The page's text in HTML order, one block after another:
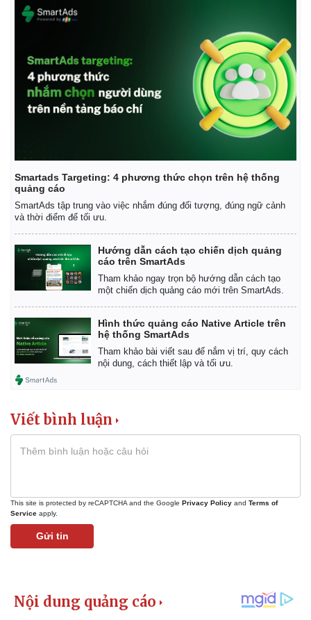
Bất động sản
Khởi nghiệp
Giá vàng
Tỷ giá
Smartads Targeting: 4 phương thức chọn trên hệ thống
quảng cáo
SmartAds tập trung vào việc nhắm đúng đối tượng, đúng ngữ cảnh
và thời điểm để tối ưu.
Hướng dẫn cách tạo chiến dịch quảng
cáo trên SmartAds
Tham khảo ngay trọn bộ hướng dẫn cách tạo
một chiến dịch quảng cáo mới trên SmartAds.
Hình thức quảng cáo Native Article trên
hệ thống SmartAds
Tham khảo bài viết sau để nắm vị trí, quy cách
nội dung, cách thiết lập và tối ưu.
Viết bình luận
This site is protected by reCAPTCHA and the Google Privacy Policy and Terms of
Service apply.
Gửi tin